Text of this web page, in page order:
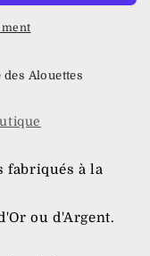
des Alouettes
fabriqués à la
ou d'Argent.